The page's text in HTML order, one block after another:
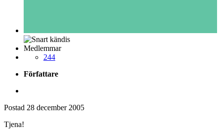
Medlemmar
244
Författare
Postad 28 december 2005
Tjena!